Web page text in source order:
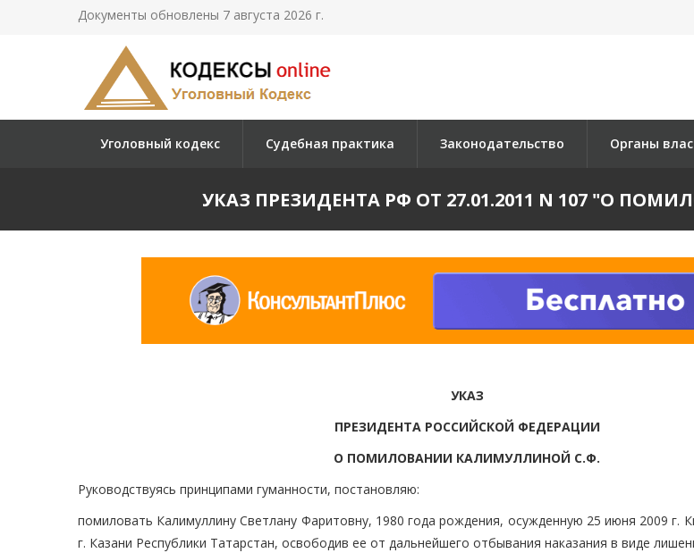
Документы обновлены 7 августа 2026 г.
Уголовный кодекс Судебная практика Законодательство Органы
УКАЗ ПРЕЗИДЕНТА РФ ОТ 27.01.2011 N 107 "О
УКАЗ
ПРЕЗИДЕНТА РОССИЙСКОЙ ФЕДЕРАЦИИ
О ПОМИЛОВАНИИ КАЛИМУЛЛИНОЙ С.Ф.
Руководствуясь принципами гуманности, постановляю:
помиловать Калимуллину Светлану Фаритовну, 1980 года рождения, осужденную 25 июня 2009 г.
г. Казани Республики Татарстан, освободив ее от дальнейшего отбывания наказания в виде